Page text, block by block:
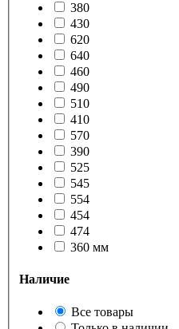
380
430
620
640
460
490
510
410
570
390
525
545
554
454
474
360 мм
Наличие
Все товары